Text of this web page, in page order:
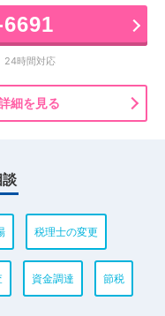
24時間対応
細を見る
税理士の変更
資金調達 節税